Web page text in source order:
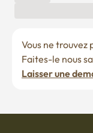
Vous ne trouvez
Faites-le nous
Laisser une